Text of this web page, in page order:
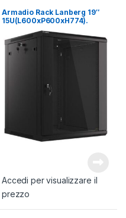
Armadio Rack Lanberg 19″
15U(L600xP600xH774).
Accedi per visualizzare il
prezzo